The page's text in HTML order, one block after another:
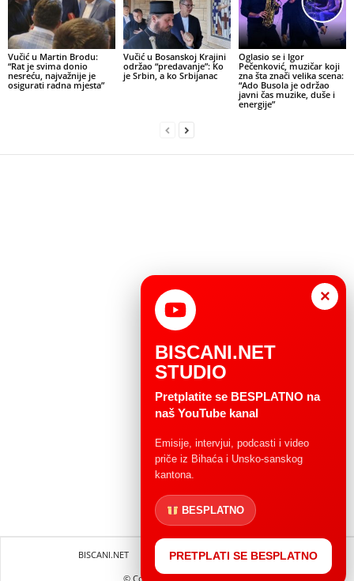
Vučić u Martin Brodu:
“Rat je svima donio
nesreću, najvažnije je
osigurati radna mjesta”
Vučić u Bosanskoj Krajini
održao “predavanje”: Ko
je Srbin, a ko Srbijanac
Oglasio se i Igor
Pečenković, muzičar koji
zna šta znači velika scena:
“Ado Busola je održao
javni čas muzike, duše i
energije”
BISCANI.NET Impressum
Uvjeti korištenja
© Copryright 2004 - 2025.
×
BISCANI.NET
STUDIO
Pretplatite se BESPLATNO na
naš YouTube kanal
Emisije, intervjui, podcasti i video
priče iz Bihaća i Unsko-sanskog
kantona.
BESPLATNO
PRETPLATI SE BESPLATNO